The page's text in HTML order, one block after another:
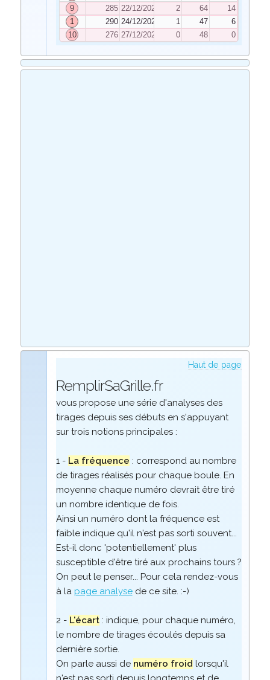
9
285 22/12/2025 2 64
14
1
290 24/12/2025 1 47
6
10
276 27/12/2025 0 48 0
Haut de page
RemplirSaGrille.fr
vous propose une série d'analyses des
tirages depuis ses débuts en s'appuyant
sur trois notions principales :
1 - La fréquence : correspond au nombre
de tirages réalisés pour chaque boule. En
moyenne chaque numéro devrait être tiré
un nombre identique de fois.
Ainsi un numéro dont la fréquence est
faible indique qu'il n'est pas sorti souvent...
Est-il donc 'potentiellement' plus
susceptible d'être tiré aux prochains tours ?
On peut le penser... Pour cela rendez-vous
à la page analysede ce site. :-)
2 - L'écart: indique, pour chaque numéro,
le nombre de tirages écoulés depuis sa
dernière sortie.
On parle aussi de numéro froid lorsqu'il